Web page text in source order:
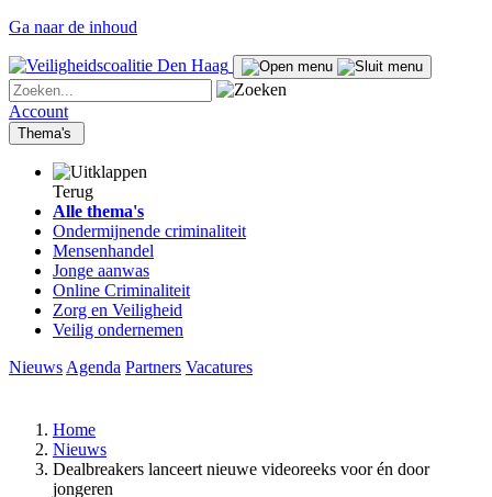
Ga naar de inhoud
Account
Thema's
Terug
Alle thema's
Ondermijnende criminaliteit
Mensenhandel
Jonge aanwas
Online Criminaliteit
Zorg en Veiligheid
Veilig ondernemen
Nieuws Agenda Partners Vacatures
Home
Nieuws
Dealbreakers lanceert nieuwe videoreeks voor én door
jongeren